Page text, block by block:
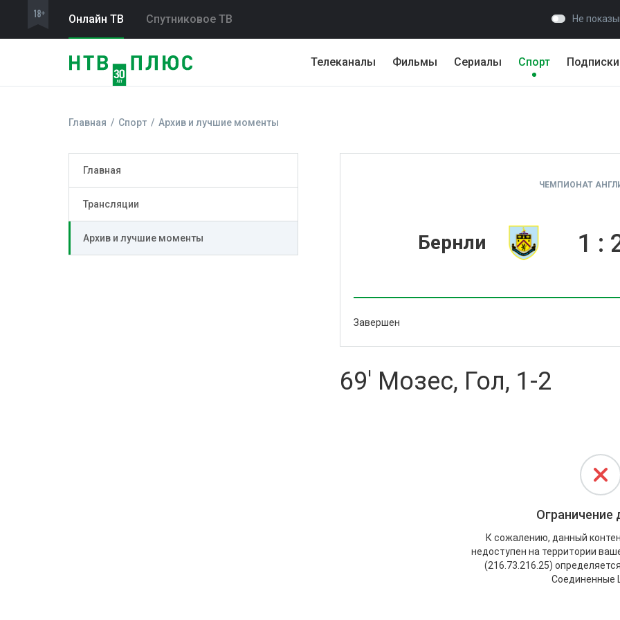
Онлайн ТВ Спутниковое ТВ Не
Телеканалы Фильмы Сериалы Спорт Подписки
Главная Спорт Архив и лучшие моменты
Главная
Трансляции
Архив и лучшие моменты
ЧЕМПИОНАТ
Бернли 1 :
Завершен
69' Мозес, Гол, 1-2